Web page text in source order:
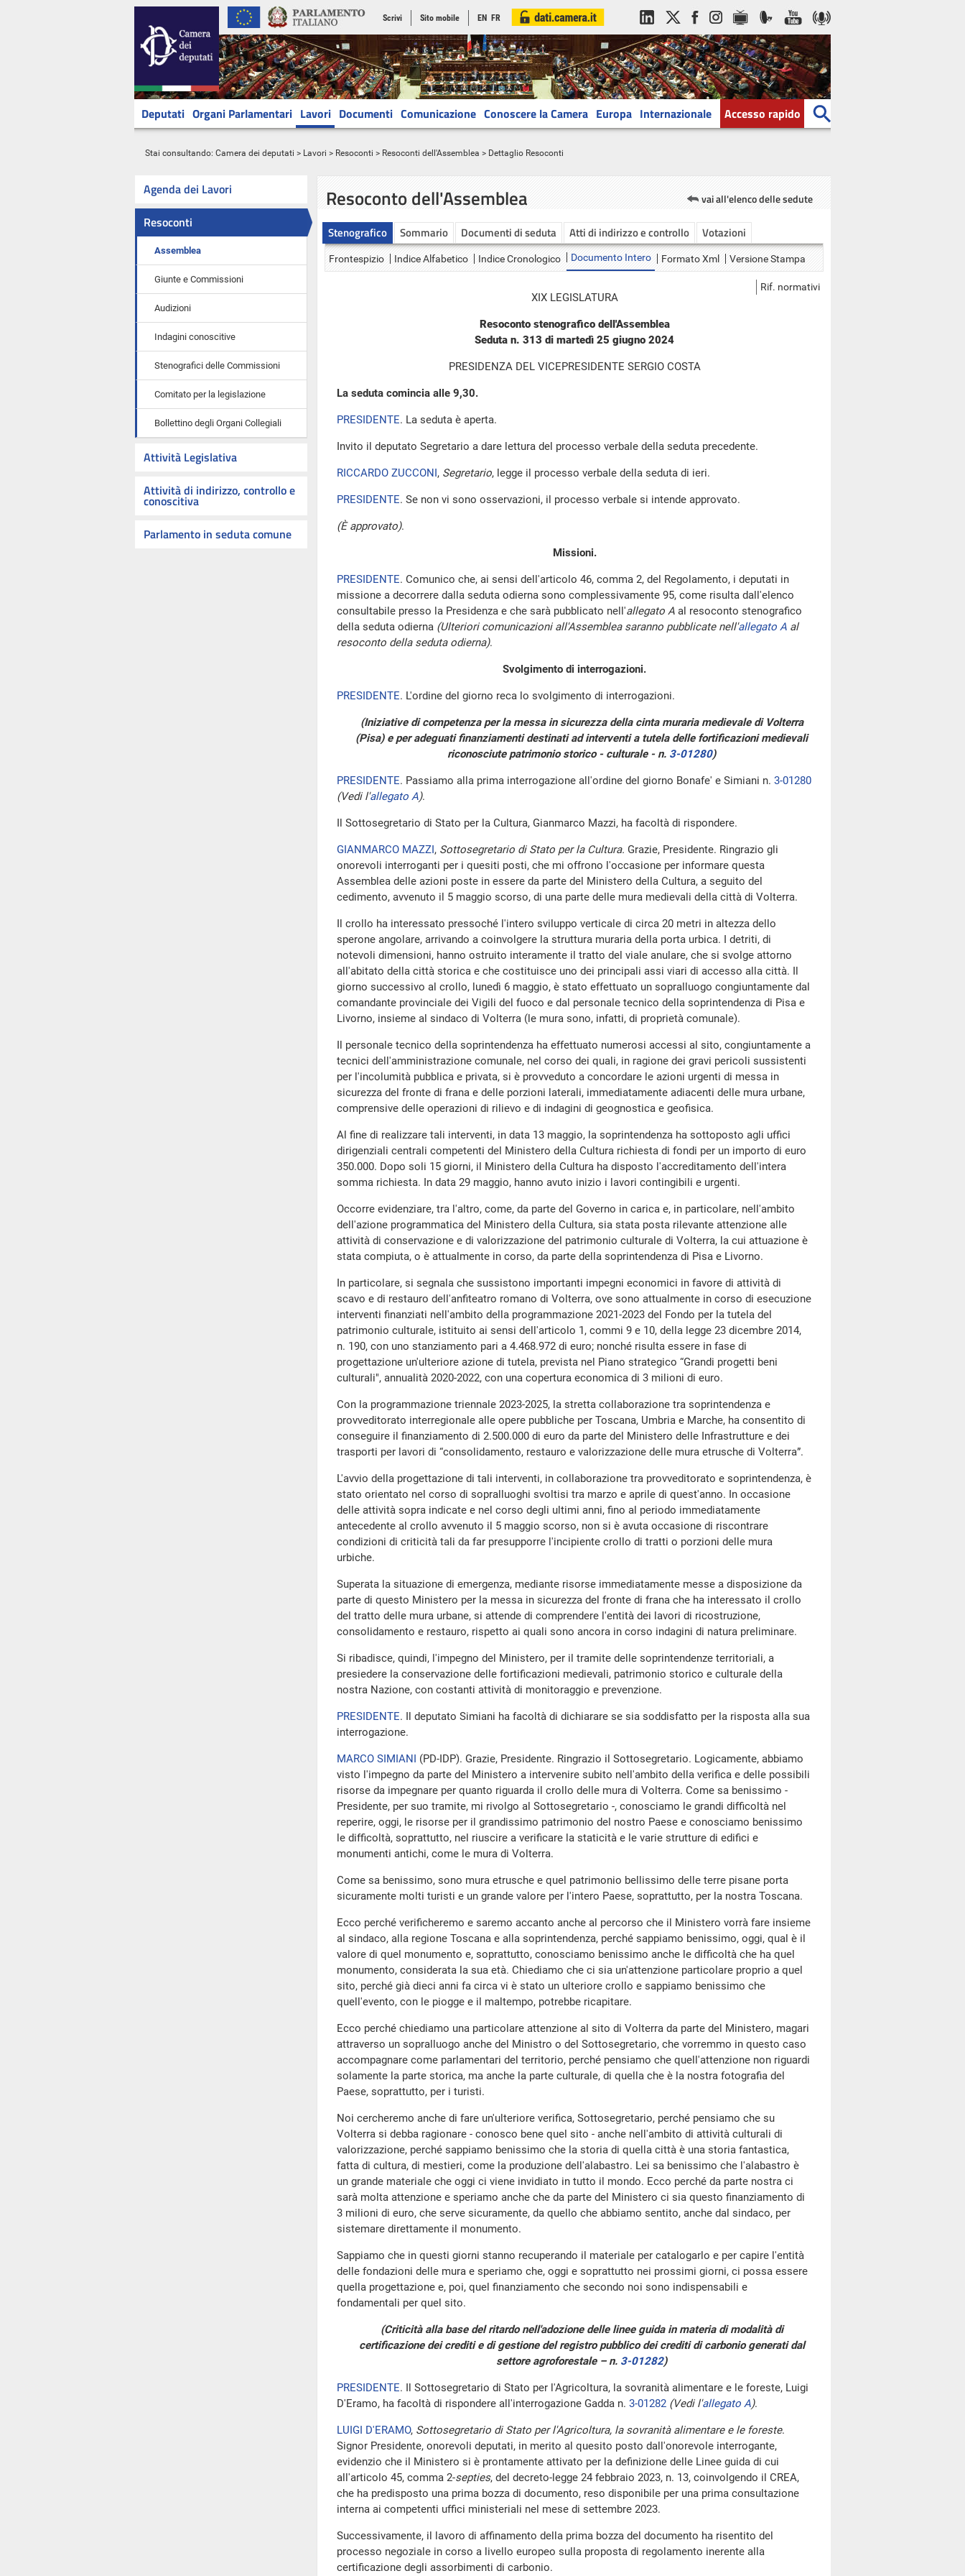
Scrivi Sito mobile EN FR
Deputati Organi Parlamentari Lavori Documenti Comunicazione Conoscere la Camera Europa Internazionale Accesso rapido
Stai consultando: Camera dei deputati > Lavori > Resoconti > Resoconti dell'Assemblea > Dettaglio Resoconti
Agenda dei Lavori
Resoconti
Assemblea
Giunte e Commissioni
Audizioni
Indagini conoscitive
Stenografici delle Commissioni
Comitato per la legislazione
Bollettino degli Organi Collegiali
Attività Legislativa
Attività di indirizzo, controllo e
conoscitiva
Parlamento in seduta comune
Resoconto dell'Assemblea vai all'elenco delle sedute
Stenografico Sommario Documenti di seduta Atti di indirizzo e controllo Votazioni
Frontespizio Indice Alfabetico Indice Cronologico Documento Intero Formato Xml Versione Stampa
Rif. normativi
XIX LEGISLATURA
Resoconto stenografico dell'Assemblea
Seduta n. 313 di martedì 25 giugno 2024
PRESIDENZA DEL VICEPRESIDENTE SERGIO COSTA
La seduta comincia alle 9,30.
PRESIDENTE. La seduta è aperta.
Invito il deputato Segretario a dare lettura del processo verbale della seduta precedente.
RICCARDO ZUCCONI, Segretario, legge il processo verbale della seduta di ieri.
PRESIDENTE. Se non vi sono osservazioni, il processo verbale si intende approvato.
(È approvato).
Missioni.
PRESIDENTE. Comunico che, ai sensi dell'articolo 46, comma 2, del Regolamento, i deputati in
missione a decorrere dalla seduta odierna sono complessivamente 95, come risulta dall'elenco
consultabile presso la Presidenza e che sarà pubblicato nell'allegato A al resoconto stenografico
della seduta odierna (Ulteriori comunicazioni all'Assemblea saranno pubblicate nell'allegato A al
resoconto della seduta odierna).
Svolgimento di interrogazioni.
PRESIDENTE. L'ordine del giorno reca lo svolgimento di interrogazioni.
(Iniziative di competenza per la messa in sicurezza della cinta muraria medievale di Volterra
(Pisa) e per adeguati finanziamenti destinati ad interventi a tutela delle fortificazioni medievali
riconosciute patrimonio storico - culturale - n. 3-01280)
PRESIDENTE. Passiamo alla prima interrogazione all'ordine del giorno Bonafe' e Simiani n. 3-01280
(Vedi l'allegato A).
Il Sottosegretario di Stato per la Cultura, Gianmarco Mazzi, ha facoltà di rispondere.
GIANMARCO MAZZI, Sottosegretario di Stato per la Cultura. Grazie, Presidente. Ringrazio gli
onorevoli interroganti per i quesiti posti, che mi offrono l'occasione per informare questa
Assemblea delle azioni poste in essere da parte del Ministero della Cultura, a seguito del
cedimento, avvenuto il 5 maggio scorso, di una parte delle mura medievali della città di Volterra.
Il crollo ha interessato pressoché l'intero sviluppo verticale di circa 20 metri in altezza dello
sperone angolare, arrivando a coinvolgere la struttura muraria della porta urbica. I detriti, di
notevoli dimensioni, hanno ostruito interamente il tratto del viale anulare, che si svolge attorno
all'abitato della città storica e che costituisce uno dei principali assi viari di accesso alla città. Il
giorno successivo al crollo, lunedì 6 maggio, è stato effettuato un sopralluogo congiuntamente dal
comandante provinciale dei Vigili del fuoco e dal personale tecnico della soprintendenza di Pisa e
Livorno, insieme al sindaco di Volterra (le mura sono, infatti, di proprietà comunale).
Il personale tecnico della soprintendenza ha effettuato numerosi accessi al sito, congiuntamente a
tecnici dell'amministrazione comunale, nel corso dei quali, in ragione dei gravi pericoli sussistenti
per l'incolumità pubblica e privata, si è provveduto a concordare le azioni urgenti di messa in
sicurezza del fronte di frana e delle porzioni laterali, immediatamente adiacenti delle mura urbane,
comprensive delle operazioni di rilievo e di indagini di geognostica e geofisica.
Al fine di realizzare tali interventi, in data 13 maggio, la soprintendenza ha sottoposto agli uffici
dirigenziali centrali competenti del Ministero della Cultura richiesta di fondi per un importo di euro
350.000. Dopo soli 15 giorni, il Ministero della Cultura ha disposto l'accreditamento dell'intera
somma richiesta. In data 29 maggio, hanno avuto inizio i lavori contingibili e urgenti.
Occorre evidenziare, tra l'altro, come, da parte del Governo in carica e, in particolare, nell'ambito
dell'azione programmatica del Ministero della Cultura, sia stata posta rilevante attenzione alle
attività di conservazione e di valorizzazione del patrimonio culturale di Volterra, la cui attuazione è
stata compiuta, o è attualmente in corso, da parte della soprintendenza di Pisa e Livorno.
In particolare, si segnala che sussistono importanti impegni economici in favore di attività di
scavo e di restauro dell'anfiteatro romano di Volterra, ove sono attualmente in corso di esecuzione
interventi finanziati nell'ambito della programmazione 2021-2023 del Fondo per la tutela del
patrimonio culturale, istituito ai sensi dell'articolo 1, commi 9 e 10, della legge 23 dicembre 2014,
n. 190, con uno stanziamento pari a 4.468.972 di euro; nonché risulta essere in fase di
progettazione un'ulteriore azione di tutela, prevista nel Piano strategico “Grandi progetti beni
culturali", annualità 2020-2022, con una copertura economica di 3 milioni di euro.
Con la programmazione triennale 2023-2025, la stretta collaborazione tra soprintendenza e
provveditorato interregionale alle opere pubbliche per Toscana, Umbria e Marche, ha consentito di
conseguire il finanziamento di 2.500.000 di euro da parte del Ministero delle Infrastrutture e dei
trasporti per lavori di “consolidamento, restauro e valorizzazione delle mura etrusche di Volterra”.
L'avvio della progettazione di tali interventi, in collaborazione tra provveditorato e soprintendenza, è
stato orientato nel corso di sopralluoghi svoltisi tra marzo e aprile di quest'anno. In occasione
delle attività sopra indicate e nel corso degli ultimi anni, fino al periodo immediatamente
antecedente al crollo avvenuto il 5 maggio scorso, non si è avuta occasione di riscontrare
condizioni di criticità tali da far presupporre l'incipiente crollo di tratti o porzioni delle mura
urbiche.
Superata la situazione di emergenza, mediante risorse immediatamente messe a disposizione da
parte di questo Ministero per la messa in sicurezza del fronte di frana che ha interessato il crollo
del tratto delle mura urbane, si attende di comprendere l'entità dei lavori di ricostruzione,
consolidamento e restauro, rispetto ai quali sono ancora in corso indagini di natura preliminare.
Si ribadisce, quindi, l'impegno del Ministero, per il tramite delle soprintendenze territoriali, a
presiedere la conservazione delle fortificazioni medievali, patrimonio storico e culturale della
nostra Nazione, con costanti attività di monitoraggio e prevenzione.
PRESIDENTE. Il deputato Simiani ha facoltà di dichiarare se sia soddisfatto per la risposta alla sua
interrogazione.
MARCO SIMIANI (PD-IDP). Grazie, Presidente. Ringrazio il Sottosegretario. Logicamente, abbiamo
visto l'impegno da parte del Ministero a intervenire subito nell'ambito della verifica e delle possibili
risorse da impegnare per quanto riguarda il crollo delle mura di Volterra. Come sa benissimo -
Presidente, per suo tramite, mi rivolgo al Sottosegretario -, conosciamo le grandi difficoltà nel
reperire, oggi, le risorse per il grandissimo patrimonio del nostro Paese e conosciamo benissimo
le difficoltà, soprattutto, nel riuscire a verificare la staticità e le varie strutture di edifici e
monumenti antichi, come le mura di Volterra.
Come sa benissimo, sono mura etrusche e quel patrimonio bellissimo delle terre pisane porta
sicuramente molti turisti e un grande valore per l'intero Paese, soprattutto, per la nostra Toscana.
Ecco perché verificheremo e saremo accanto anche al percorso che il Ministero vorrà fare insieme
al sindaco, alla regione Toscana e alla soprintendenza, perché sappiamo benissimo, oggi, qual è il
valore di quel monumento e, soprattutto, conosciamo benissimo anche le difficoltà che ha quel
monumento, considerata la sua età. Chiediamo che ci sia un'attenzione particolare proprio a quel
sito, perché già dieci anni fa circa vi è stato un ulteriore crollo e sappiamo benissimo che
quell'evento, con le piogge e il maltempo, potrebbe ricapitare.
Ecco perché chiediamo una particolare attenzione al sito di Volterra da parte del Ministero, magari
attraverso un sopralluogo anche del Ministro o del Sottosegretario, che vorremmo in questo caso
accompagnare come parlamentari del territorio, perché pensiamo che quell'attenzione non riguardi
solamente la parte storica, ma anche la parte culturale, di quella che è la nostra fotografia del
Paese, soprattutto, per i turisti.
Noi cercheremo anche di fare un'ulteriore verifica, Sottosegretario, perché pensiamo che su
Volterra si debba ragionare - conosco bene quel sito - anche nell'ambito di attività culturali di
valorizzazione, perché sappiamo benissimo che la storia di quella città è una storia fantastica,
fatta di cultura, di mestieri, come la produzione dell'alabastro. Lei sa benissimo che l'alabastro è
un grande materiale che oggi ci viene invidiato in tutto il mondo. Ecco perché da parte nostra ci
sarà molta attenzione e speriamo anche che da parte del Ministero ci sia questo finanziamento di
3 milioni di euro, che serve sicuramente, da quello che abbiamo sentito, anche dal sindaco, per
sistemare direttamente il monumento.
Sappiamo che in questi giorni stanno recuperando il materiale per catalogarlo e per capire l'entità
delle fondazioni delle mura e speriamo che, oggi e soprattutto nei prossimi giorni, ci possa essere
quella progettazione e, poi, quel finanziamento che secondo noi sono indispensabili e
fondamentali per quel sito.
(Criticità alla base del ritardo nell'adozione delle linee guida in materia di modalità di
certificazione dei crediti e di gestione del registro pubblico dei crediti di carbonio generati dal
settore agroforestale – n. 3-01282)
PRESIDENTE. Il Sottosegretario di Stato per l'Agricoltura, la sovranità alimentare e le foreste, Luigi
D'Eramo, ha facoltà di rispondere all'interrogazione Gadda n. 3-01282 (Vedi l'allegato A).
LUIGI D'ERAMO, Sottosegretario di Stato per l'Agricoltura, la sovranità alimentare e le foreste.
Signor Presidente, onorevoli deputati, in merito al quesito posto dall'onorevole interrogante,
evidenzio che il Ministero si è prontamente attivato per la definizione delle Linee guida di cui
all'articolo 45, comma 2-septies, del decreto-legge 24 febbraio 2023, n. 13, coinvolgendo il CREA,
che ha predisposto una prima bozza di documento, reso disponibile per una prima consultazione
interna ai competenti uffici ministeriali nel mese di settembre 2023.
Successivamente, il lavoro di affinamento della prima bozza del documento ha risentito del
processo negoziale in corso a livello europeo sulla proposta di regolamento inerente alla
certificazione degli assorbimenti di carbonio.